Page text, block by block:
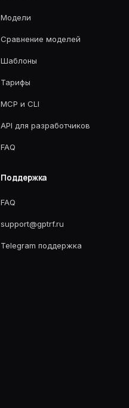
Модели
Сравнение моделей
Шаблоны
Тарифы
MCP и CLI
API для разработчиков
FAQ
Поддержка
FAQ
support@gptrf.ru
Telegram поддержка